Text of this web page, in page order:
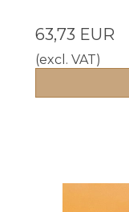
63,73 EUR
(excl. VAT)